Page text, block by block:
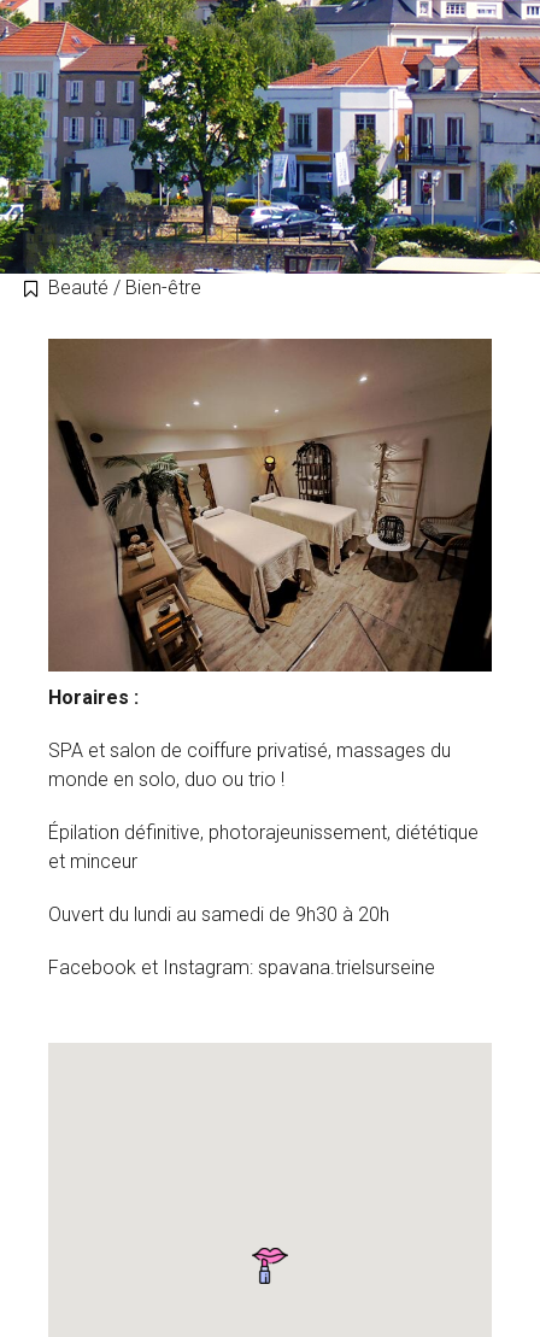
Beauté / Bien-être
Horaires :
SPA et salon de coiffure privatisé, massages du
monde en solo, duo ou trio !
Épilation définitive, photorajeunissement, diététique
et minceur
Ouvert du lundi au samedi de 9h30 à 20h
Facebook et Instagram: spavana.trielsurseine